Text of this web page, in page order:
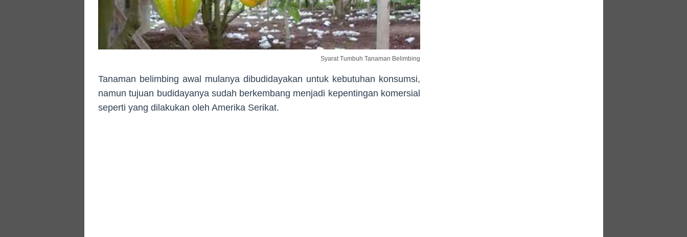
Syarat Tumbuh Tanaman Belimbing
Tanaman belimbing awal mulanya dibudidayakan untuk kebutuhan konsumsi,
namun tujuan budidayanya sudah berkembang menjadi kepentingan komersial
seperti yang dilakukan oleh Amerika Serikat.